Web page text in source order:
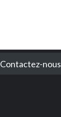
Contactez-nous